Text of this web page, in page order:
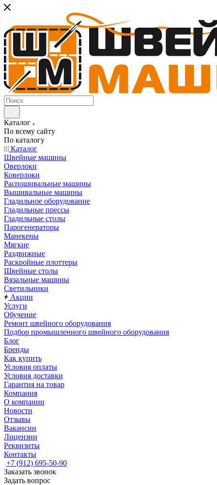
Каталог
По всему сайту
По каталогу
Каталог
Швейные машины
Оверлоки
Коверлоки
Распошивальные машины
Вышивальные машины
Гладильное оборудование
Гладильные прессы
Гладильные столы
Парогенераторы
Манекены
Мягкие
Раздвижные
Раскройные плоттеры
Швейные столы
Вязальные машины
Светильники
Акции
Услуги
Обучение
Ремонт швейного оборудования
Подбор промышленного швейного оборудования
Блог
Бренды
Как купить
Условия оплаты
Условия доставки
Гарантия на товар
Компания
О компании
Новости
Отзывы
Вакансии
Лицензии
Реквизиты
Контакты
+7 (912) 695-50-90
Заказать звонок
Задать вопрос